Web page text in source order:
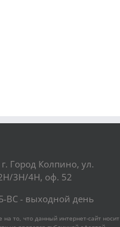
Город Колпино, ул.
3Н/4Н, оф. 52
ВС - выходной день
то, что данный интернет-сайт носит